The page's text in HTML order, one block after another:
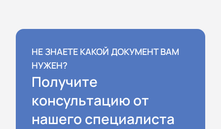
НЕ ЗНАЕТЕ КАКОЙ ДОКУМЕНТ ВАМ
НУЖЕН?
Получите
консультацию от
нашего специалиста